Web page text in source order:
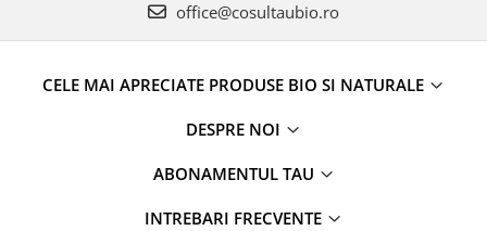
office@cosultaubio.ro
CELE MAI APRECIATE PRODUSE BIO SI NATURALE
DESPRE NOI
ABONAMENTUL TAU
INTREBARI FRECVENTE